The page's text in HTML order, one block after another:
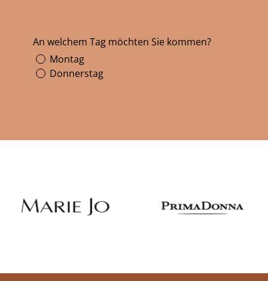
An welchem Tag möchten Sie kommen?
Montag
Donnerstag